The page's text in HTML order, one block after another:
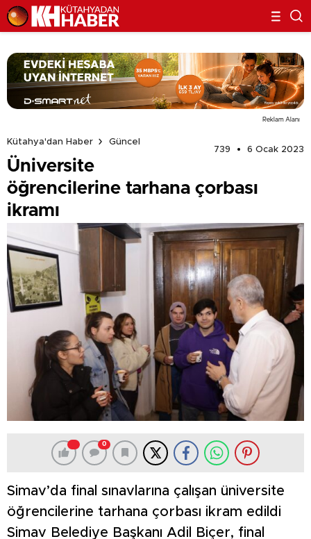
Reklam Alanı
Kütahya'dan Haber
Güncel
739
6 Ocak 2023
Üniversite
öğrencilerine tarhana çorbası
ikramı
0
Simav’da final sınavlarına çalışan üniversite
öğrencilerine tarhana çorbası ikram edildi
Simav Belediye Başkanı Adil Biçer, final